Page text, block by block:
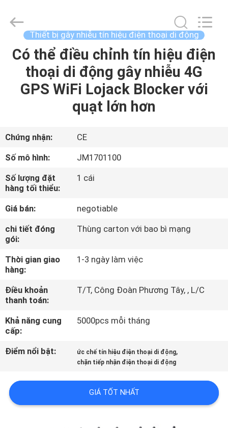
TRANG
CHỦ
PHẨM
VỀ
CHÚNG
TÔI
THAM
QUAN
NHÀ
MÁY
KIỂM
SOÁT
CHẤT
LIÊN
2026
Jammerall
Limited.
Thiết bị gây nhiễu tín hiệu điện thoại di động
Có thể điều chỉnh tín hiệu điện
thoại di động gây nhiễu 4G
GPS WiFi Lojack Blocker với
quạt lớn hơn
Chứng nhận:
CE
Số mô hình:
JM1701100
Số lượng đặt
hàng tối thiểu:
1 cái
Giá bán:
negotiable
chi tiết đóng
gói:
Thùng carton với bao bì mạng
Thời gian giao
hàng:
1-3 ngày làm việc
Điều khoản
thanh toán:
T/T, Công Đoàn Phương Tây, , L/C
Khả năng cung
cấp:
5000pcs mỗi tháng
Điểm nổi bật: ức chế tín hiệu điện thoại di động,
chặn tiếp nhận điện thoại di động
GIÁ TỐT NHẤT